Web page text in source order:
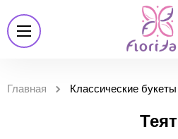
Главная Классические букеты
Теят